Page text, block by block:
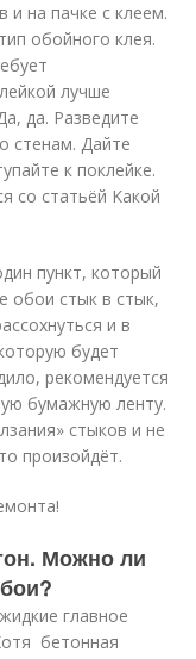
и на пачке с клеем.
обойного клея.
лучше
да. Разведите
стенам. Дайте
к поклейке.
со статьёй Kакой
пункт, который
обои стык в стык,
и в
будет
рекомендуется
бумажную ленту.
стыков и не
произойдёт.
Можно ли
главное
бетонная